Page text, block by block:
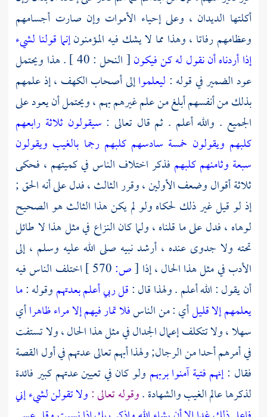
أكلتها الديدان ، وعلى إحياء الأموات وإن صارت أجسامهم
وعظامهم رفاتا ، وهذا مما لا يشك فيه المؤمنونإنما قولنا لشيء
إذا أردناه أن نقول له كن فيكون
[ النحل : 40 ] . هذا ويحتمل
عود الضمير في قوله : ليعلمواإلى أصحاب الكهف ، إذ علمهم
بذلك من أنفسهم أبلغ من علم غيرهم بهم ، ويحتمل أن يعود على
الجميع . والله أعلم . ثم قال تعالى : سيقولون ثلاثة رابعهم
كلبهم ويقولون خمسة سادسهم كلبهم رجما بالغيب ويقولون
سبعة وثامنهم كلبهم فذكر اختلاف الناس في كميتهم ، فحكى
ثلاثة أقوال وضعف الأولين ، وقرر الثالث ، فدل على أنه الحق ;
إذ لو قيل غير ذلك لحكاه ولو لم يكن هذا الثالث هو الصحيح
لوهاه ، فدل على ما قلناه ، ولما كان النزاع في مثل هذا لا طائل
تحته ولا جدوى عنده ، أرشد نبيه صلى الله عليه وسلم ، إلى
الأدب في مثل هذا الحال ، إذا [ص:
اختلف الناس فيه
أن يقول : الله أعلم . ولهذا قال :قل ربي أعلم بعدتهموقوله :ما
يعلمهم إلا قليلأي : من الناسفلا تمار فيهم إلا مراء ظاهراأي
سهلا ، ولا تتكلف إعمال الجدال في مثل هذا الحال ، ولا تستفت
في أمرهم أحدا من الرجال; ولهذا أبهم تعالى عدتهم في أول القصة
فقال :إنهم فتية آمنوا بربهم ولو كان في تعيين عدتهم كبير فائدة
لذكرها عالم الغيب والشهادة .وقوله تعالى :ولا تقولن لشيء إني